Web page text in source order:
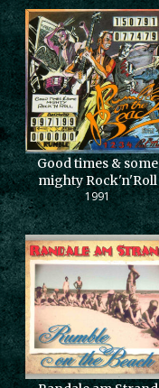
Good times & some
mighty Rock'n'Roll
1991